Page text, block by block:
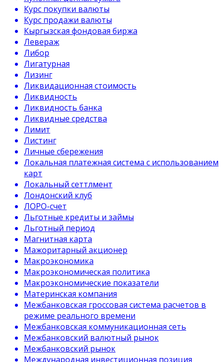
Курс покупки валюты
Курс продажи валюты
Кыргызская фондовая биржа
Левераж
Либор
Лигатурная
Лизинг
Ликвидационная стоимость
Ликвидность
Ликвидность банка
Ликвидные средства
Лимит
Листинг
Личные сбережения
Локальная платежная система с использованием
карт
Локальный сеттлмент
Лондонский клуб
ЛОРО-счет
Льготные кредиты и займы
Льготный период
Магнитная карта
Мажоритарный акционер
Макроэкономика
Макроэкономическая политика
Макроэкономические показатели
Материнская компания
Межбанковская гроссовая система расчетов в
режиме реального времени
Межбанковская коммуникационная сеть
Межбанковский валютный рынок
Межбанковский рынок
Международная инвестиционная позиция